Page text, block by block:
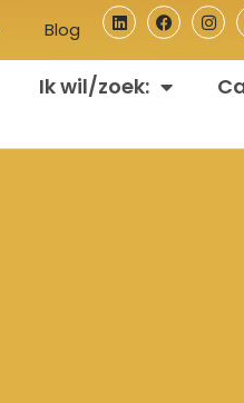
Blog
Ik wil/zoek: